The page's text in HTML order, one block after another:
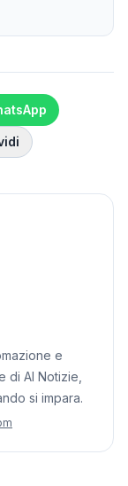
e
di AI Notizie,
si impara.